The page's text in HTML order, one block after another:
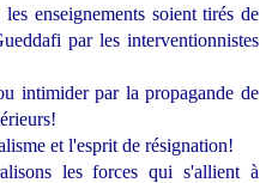
enseignements soient tirés de
par les interventionnistes
intimider par la propagande de
et l'esprit de résignation!
les forces qui s'allient à